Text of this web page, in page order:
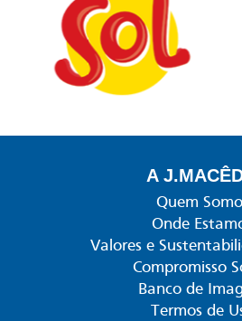
A
Quem
Onde
Valores e
Compromisso
Banco de
Termos de